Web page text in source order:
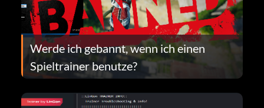
Werde ich gebannt, wenn ich einen
Spieltrainer benutze?